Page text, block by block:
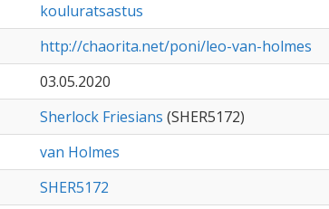
kouluratsastus
http://chaorita.net/poni/leo-van-holmes
03.05.2020
Sherlock Friesians (SHER5172)
van Holmes
SHER5172